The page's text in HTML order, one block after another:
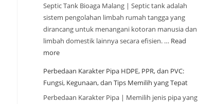
Septic Tank Bioaga Malang | Septic tank adalah
sistem pengolahan limbah rumah tangga yang
dirancang untuk menangani kotoran manusia dan
limbah domestik lainnya secara efisien. … Read
more
Perbedaan Karakter Pipa HDPE, PPR, dan PVC:
Fungsi, Kegunaan, dan Tips Memilih yang Tepat
Perbedaan Karakter Pipa | Memilih jenis pipa yang